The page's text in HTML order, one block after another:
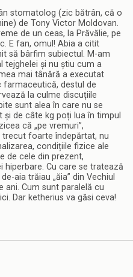
stomatolog (zic bătrân, că o
de Tony Victor Moldovan.
de un ceas, la Prăvălie, pe
E fan, omul! Abia a citit
să bârfim subiectul. M-am
tejghelei și nu știu cum a
mai tânără a executat
destul de
la culme discuțiile
sunt alea în care nu se
de câte kg poți lua în timpul
că „pe vremuri”,
trecut foarte îndepărtat, nu
condițiile fizice ale
de cele din prezent,
hiperbare. Cu care se tratează
aia trăiau „ăia” din Vechiul
ani. Cum sunt paralelă cu
Dar ketherius va găsi ceva!